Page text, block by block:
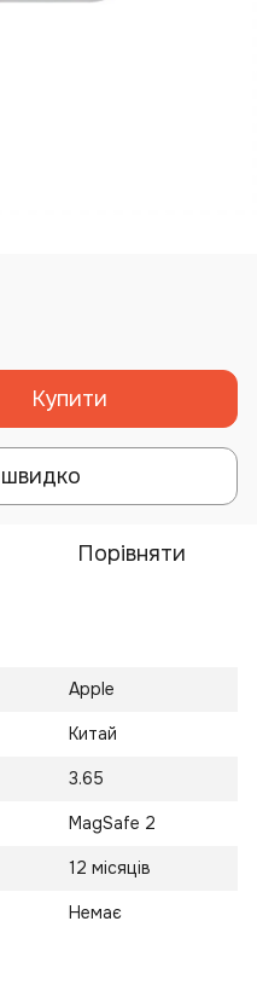
Купити
Порівняти
Apple
Китай
3.65
MagSafe 2
12 місяців
Немає